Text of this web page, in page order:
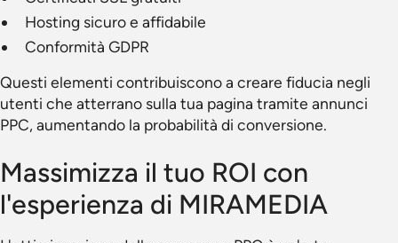
Hosting sicuro e affidabile
Conformità GDPR
Questi elementi contribuiscono a creare fiducia negli
utenti che atterrano sulla tua pagina tramite annunci
PPC, aumentando la probabilità di conversione.
Massimizza il tuo ROI con
l'esperienza di MIRAMEDIA